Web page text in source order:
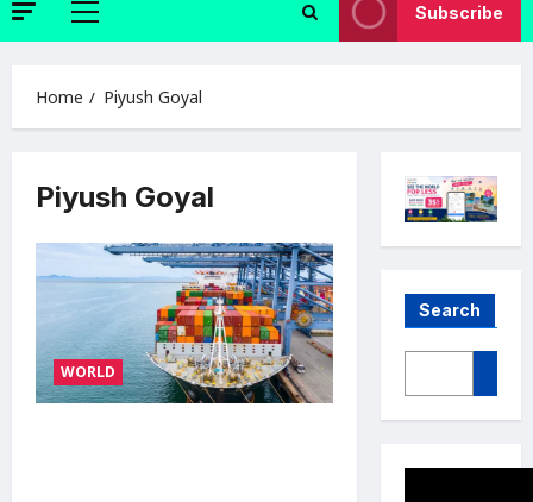
Primary
Subscribe
Home Piyush Goyal
Piyush Goyal
WORLD
Search